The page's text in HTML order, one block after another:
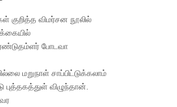
குறித்த விமர்சன நூலில்
போடவா
மறுநாள் சாப்பிட்டுக்கலாம்
புத்தகத்துள் விழுந்தான்.